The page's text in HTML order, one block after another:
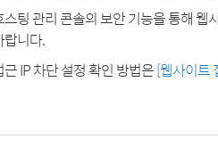
스팅 관리 콘솔의 보안 기능을 통해 웹
랍니다.
근 IP 차단 설정 확인 방법은[웹사이트